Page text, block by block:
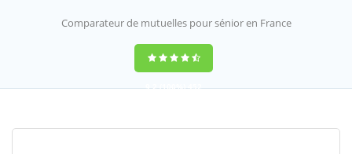
Comparateur de mutuelles pour sénior en France
9,2(100%)452